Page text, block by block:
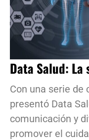
Data Salud: La
Con una serie de
presentó Data
comunicación y
promover el